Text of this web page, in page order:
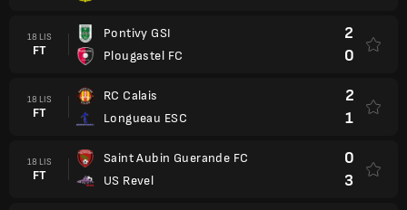
18 LIS
FT
Pontivy GSI
Plougastel FC
2
0
18 LIS
FT
RC Calais
Longueau ESC
2
1
18 LIS
FT
Saint Aubin Guerande FC
US Revel
0
3